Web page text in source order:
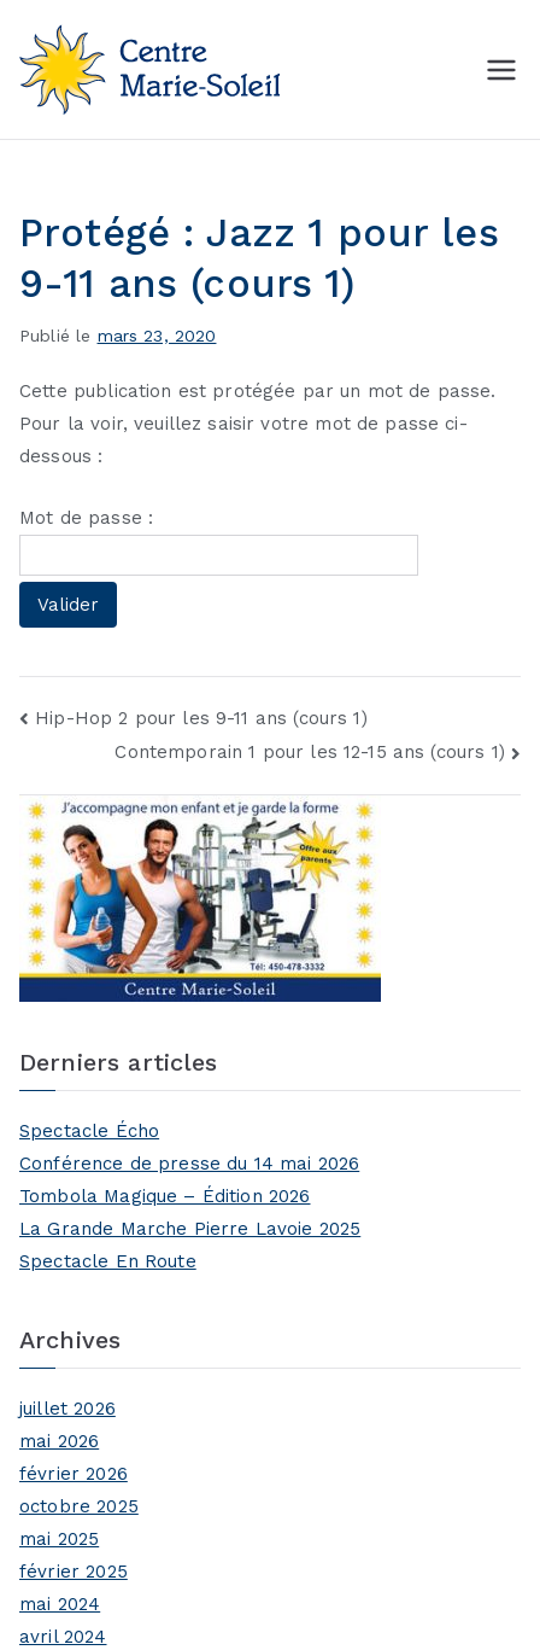
contenu
Centre Marie-Soleil
MON Centre de mise en
Protégé : Jazz 1 pour les
9-11 ans (cours 1)
Publié le mars 23, 2020
Cette publication est protégée par un mot de passe.
Pour la voir, veuillez saisir votre mot de passe ci-
dessous :
Mot de passe :
Navigation
l’article
Hip-Hop 2 pour les 9-11 ans (cours 1)
Contemporain 1 pour les 12-15 ans (cours 1)
Derniers articles
Spectacle Écho
Conférence de presse du 14 mai 2026
Tombola Magique – Édition 2026
La Grande Marche Pierre Lavoie 2025
Spectacle En Route
Archives
juillet 2026
mai 2026
février 2026
octobre 2025
mai 2025
février 2025
mai 2024
avril 2024